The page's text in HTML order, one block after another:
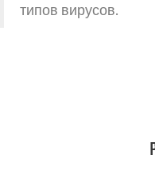
типов вирусов.